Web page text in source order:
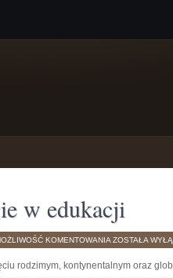
w edukacji
KOMENTOWANIA NOWOCZESNE
TECHNOLOGIE
EDUKACJI
ZOSTAŁA
rodzimym, kontynentalnym oraz